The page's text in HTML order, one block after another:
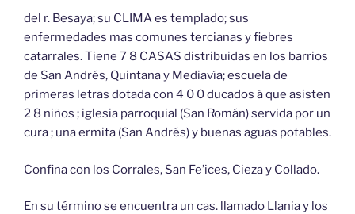
del r. Besaya; su CLIMA es templado; sus
enfermedades mas comunes tercianas y fiebres
catarrales. Tiene 7 8 CASAS distribuidas en los barrios
de San Andrés, Quintana y Mediavía; escuela de
primeras letras dotada con 4 0 0 ducados á que asisten
2 8 niños ; iglesia parroquial (San Román) servida por un
cura ; una ermita (San Andrés) y buenas aguas potables.
Confina con los Corrales, San Fe’ices, Cieza y Collado.
En su término se encuentra un cas. llamado Llania y los